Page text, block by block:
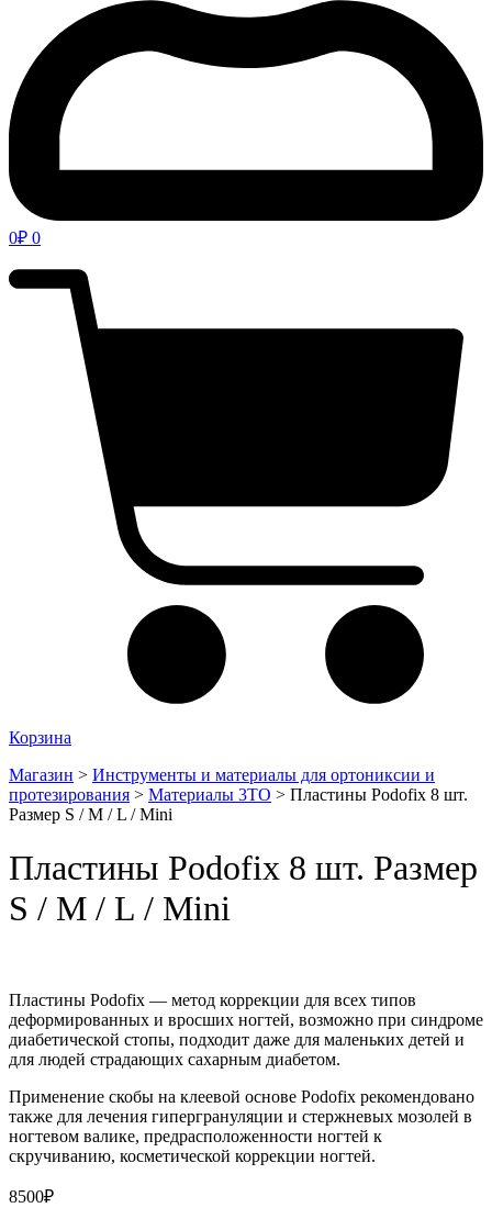
0₽ 0
Корзина
Магазин > Инструменты и материалы для ортониксии и
протезирования > Материалы 3ТО > Пластины Podofix 8 шт.
Размер S / M / L / Mini
Пластины Podofix 8 шт. Размер
S / M / L / Mini
Пластины Podofix — метод коррекции для всех типов
деформированных и вросших ногтей, возможно при синдроме
диабетической стопы, подходит даже для маленьких детей и
для людей страдающих сахарным диабетом.
Применение скобы на клеевой основе Podofix рекомендовано
также для лечения гипергрануляции и стержневых мозолей в
ногтевом валике, предрасположенности ногтей к
скручиванию, косметической коррекции ногтей.
8500₽